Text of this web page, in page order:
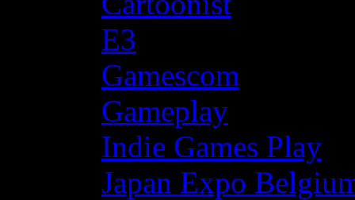
E3
Gamescom
Gameplay
Indie Games Play
Japan Expo